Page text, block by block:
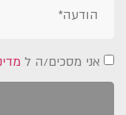
אני מסכים/ה ל